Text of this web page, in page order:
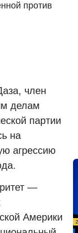
против
член
делам
партии
на
агрессию
—
Америки